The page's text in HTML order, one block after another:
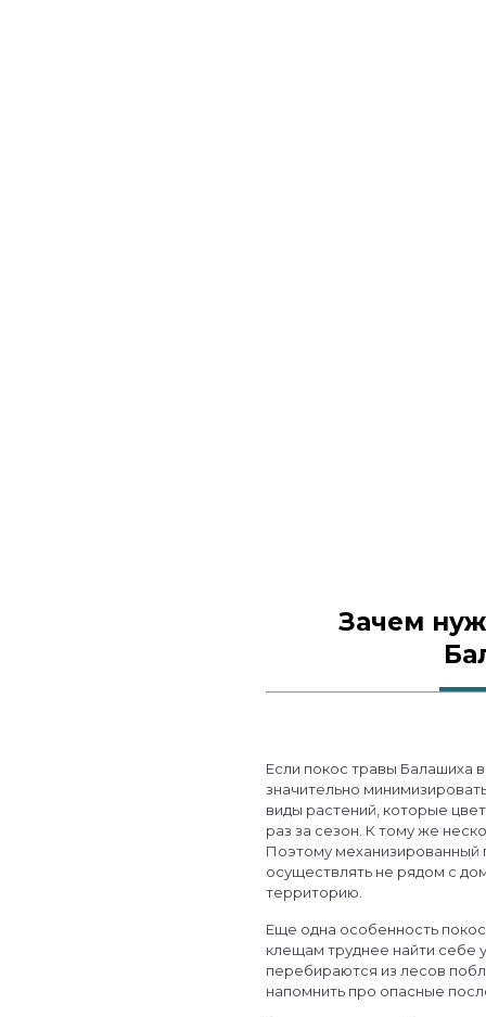
Зачем
Если покос травы Балашиха
значительно
виды растений, которые
раз за сезон. К тому же
Поэтому механизированный
осуществлять не рядом с
территорию.
Еще одна особенность
клещам труднее найти
перебираются из лесов
напомнить про опасные